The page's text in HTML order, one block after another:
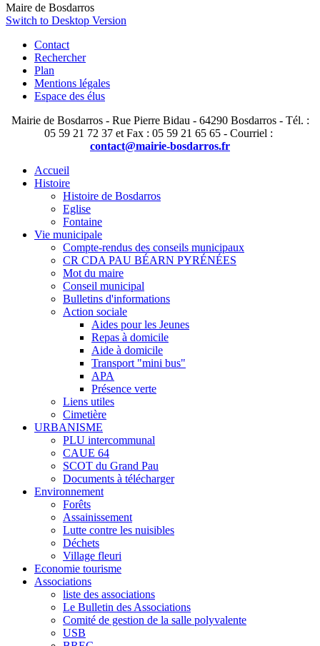
Maire de Bosdarros
Switch to Desktop Version
Contact
Rechercher
Plan
Mentions légales
Espace des élus
Mairie de Bosdarros - Rue Pierre Bidau - 64290 Bosdarros - Tél. :
05 59 21 72 37 et Fax : 05 59 21 65 65 - Courriel :
contact@mairie-bosdarros.fr
Accueil
Histoire
Histoire de Bosdarros
Eglise
Fontaine
Vie municipale
Compte-rendus des conseils municipaux
CR CDA PAU BÉARN PYRÉNÉES
Mot du maire
Conseil municipal
Bulletins d'informations
Action sociale
Aides pour les Jeunes
Repas à domicile
Aide à domicile
Transport "mini bus"
APA
Présence verte
Liens utiles
Cimetière
URBANISME
PLU intercommunal
CAUE 64
SCOT du Grand Pau
Documents à télécharger
Environnement
Forêts
Assainissement
Lutte contre les nuisibles
Déchets
Village fleuri
Economie tourisme
Associations
liste des associations
Le Bulletin des Associations
Comité de gestion de la salle polyvalente
USB